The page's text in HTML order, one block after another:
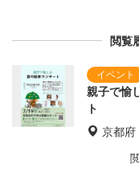
閲覧
親子で愉
ト
京都府